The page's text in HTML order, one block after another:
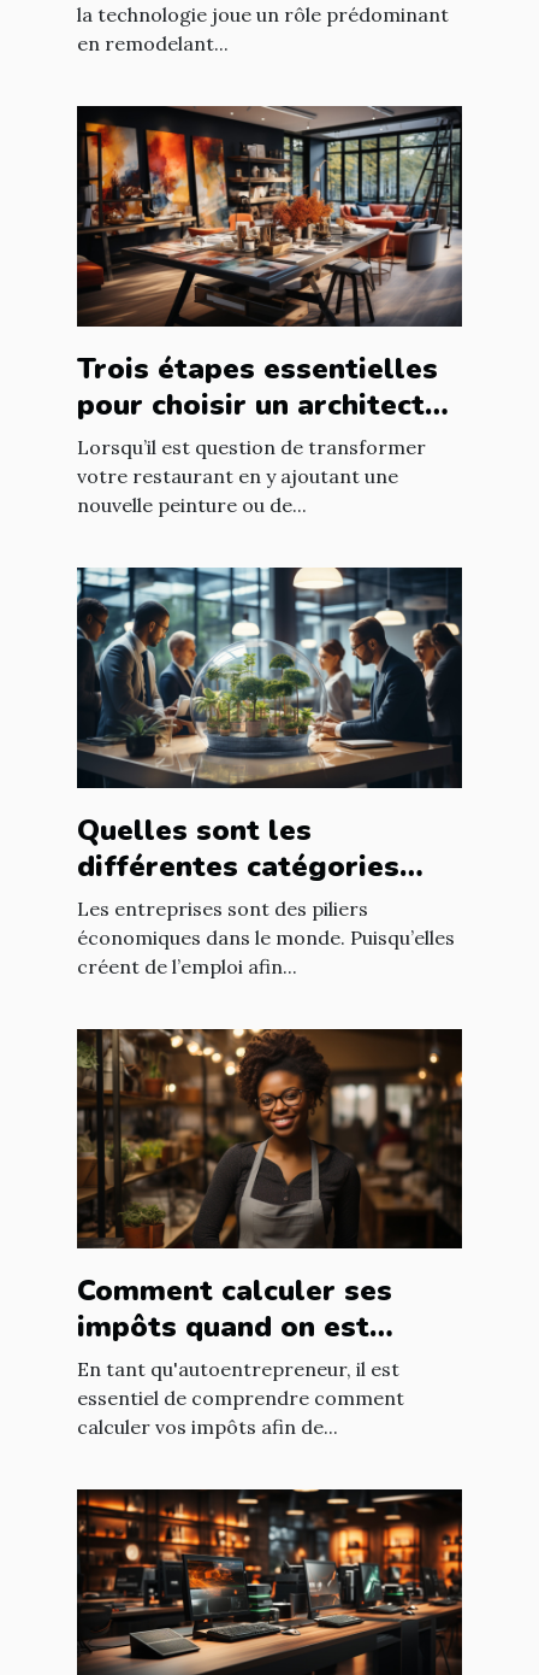
la technologie joue un rôle prédominant
en remodelant...
Trois étapes essentielles
pour choisir un architecte
d’intérieur
Lorsqu’il est question de transformer
votre restaurant en y ajoutant une
nouvelle peinture ou de...
Quelles sont les
différentes catégories
d’entreprise ?
Les entreprises sont des piliers
économiques dans le monde. Puisqu’elles
créent de l’emploi afin...
Comment calculer ses
impôts quand on est
autoentrepreneur ?
En tant qu'autoentrepreneur, il est
essentiel de comprendre comment
calculer vos impôts afin de...